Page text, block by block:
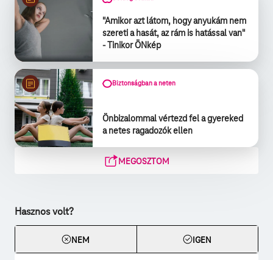
"Amikor azt látom, hogy anyukám nem
szereti a hasát, az rám is hatással van"
- Tinikor ÖNkép
Biztonságban a neten
Önbizalommal vértezd fel a gyereked
a netes ragadozók ellen
MEGOSZTOM
Hasznos volt?
NEM IGEN